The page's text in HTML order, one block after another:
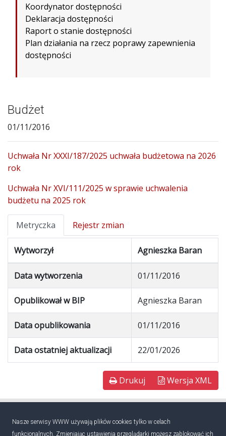
Koordynator dostępności
Deklaracja dostępności
Raport o stanie dostępności
Plan działania na rzecz poprawy zapewnienia
dostępności
Budżet
01/11/2016
Uchwała Nr XXXI/187/2025 uchwała budżetowa na 2026
rok
Uchwała Nr XVI/111/2025 w sprawie uchwalenia
budżetu na 2025 rok
Metryczka Rejestr zmian
Wytworzył Agnieszka Baran
Data wytworzenia 01/11/2016
Opublikował w BIP Agnieszka Baran
Data opublikowania 01/11/2016
Data ostatniej aktualizacji 22/01/2026
Drukuj Wersja XML
Nasze serwisy WWW używają plików cookies tylko w celach
funkcjonalnych. Zmieniając ustawienia przeglądarki możesz zablokować ich